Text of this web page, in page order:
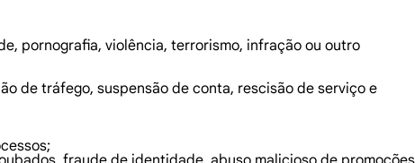
pornografia, violência, terrorismo, infração ou outro
de tráfego, suspensão de conta, rescisão de serviço e